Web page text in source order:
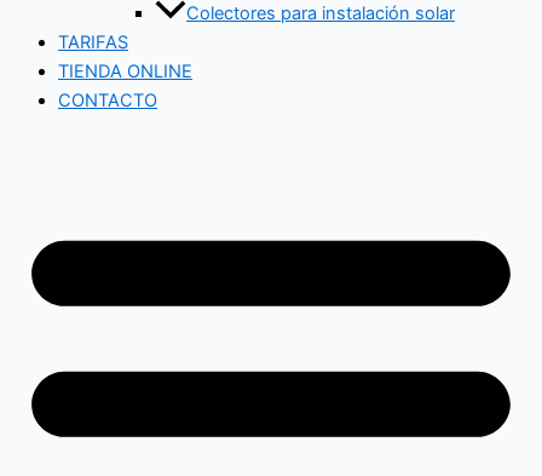
Colectores para instalación solar
TARIFAS
TIENDA ONLINE
CONTACTO